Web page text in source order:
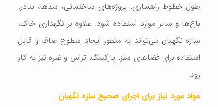
طول خطوط راهسازی، پروژه‌های ساختمانی، سدها، بنادر،
باغ‌ها و سایر موارد استفاده شود. علاوه بر نگهداری خاک،
سازه نگهبان می‌تواند به منظور ایجاد سطوح صاف و قابل
استفاده برای فضاهای سبز، پارکینگ، تراس و غیره نیز به کار
رود.
مواد مورد نیاز برای اجرای صحیح سازه نگهبان